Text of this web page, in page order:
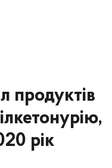
продуктів
рік